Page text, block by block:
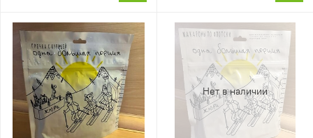
Нет в наличии